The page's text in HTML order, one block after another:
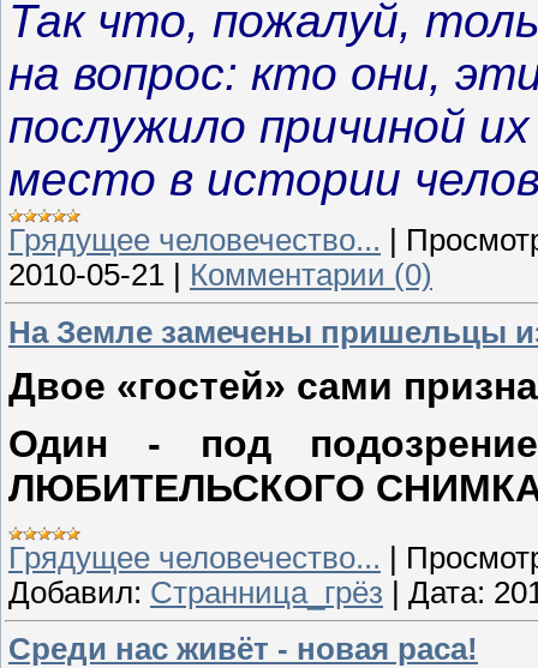
Так что, пожалуй,
на вопрос: кто они,
послужило причиной
место в истории
Грядущее человечество...
2010-05-21
Комментарии (0)
На Земле замечены пришельцы
Двое «гостей» сами
Один - под
ЛЮБИТЕЛЬСКОГО
Грядущее человечество... |
Добавил: Странница_грёз | Дата:
Среди нас живёт - новая раса!